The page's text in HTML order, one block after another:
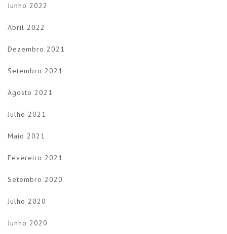
Junho 2022
Abril 2022
Dezembro 2021
Setembro 2021
Agosto 2021
Julho 2021
Maio 2021
Fevereiro 2021
Setembro 2020
Julho 2020
Junho 2020